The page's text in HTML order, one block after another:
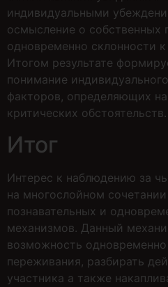
индивидуальными
осмысление о собственных
одновременно склонности
Итогом результате
понимание
факторов, определяющих
критических обстоятельств.
Итог
Интерес к наблюдению за
на многослойном
познавательных и
механизмов. Данный
возможность
переживания, разбирать
участника а также